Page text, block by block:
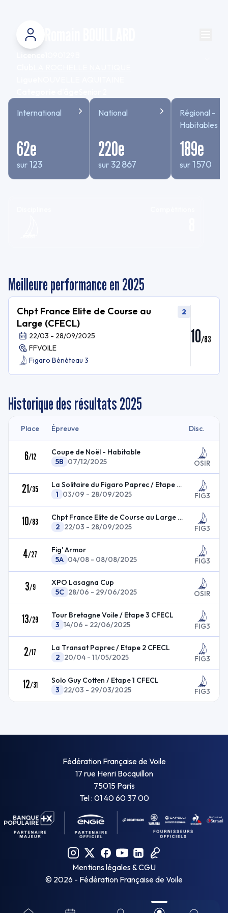
International
62e
sur 123
National
220e
sur 32 867
Régional -
Habitables
189e
sur 1 570
Meilleure performance en 2025
Chpt France Elite de Course au
Large (CFECL)
2
22/03 - 28/09/2025
FFVOILE
Figaro Bénéteau 3
10/83
Historique des résultats2025
Place Épreuve Disc.
6/12
Coupe de Noël - Habitable
5B 07/12/2025 OSIR
21/35
La Solitaire du Figaro Paprec / Etape 4 CFECL
1 03/09 - 28/09/2025 FIG3
10/83
Chpt France Elite de Course au Large (CFECL)
2 22/03 - 28/09/2025 FIG3
4/27
Fig' Armor
5A 04/08 - 08/08/2025 FIG3
3/9
XPO Lasagna Cup
5C 28/06 - 29/06/2025 OSIR
13/29
Tour Bretagne Voile / Etape 3 CFECL
3 14/06 - 22/06/2025 FIG3
2/17
La Transat Paprec / Etape 2 CFECL
2 20/04 - 11/05/2025 FIG3
12/31
Solo Guy Cotten / Etape 1 CFECL
3 22/03 - 29/03/2025 FIG3
Fédération Française de Voile
17 rue Henri Bocquillon
75015 Paris
Tel : 01 40 60 37 00
Mentions légales & CGU
© 2026 - Fédération Française de Voile